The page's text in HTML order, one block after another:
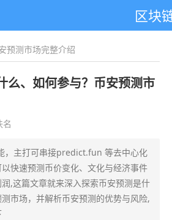
区块
预测市场完整介绍
么、如何参与？币安预测市
，主打可串接predict.fun 等去中心化
快速预测币价变化、文化与经济事件
,这篇文章就来深入探索币安预测是什
市场，并解析币安预测的优势与风险,